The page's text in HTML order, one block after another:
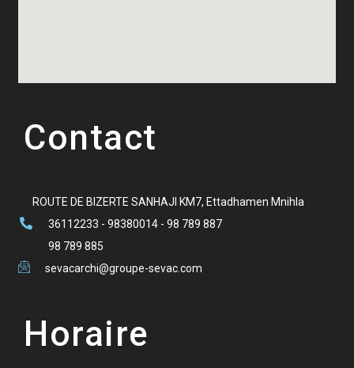
Contact
ROUTE DE BIZERTE SANHAJI KM7, Ettadhamen Mnihla
36112233 - 98380014 - 98 789 887
98 789 885
sevacarchi@groupe-sevac.com
Horaire